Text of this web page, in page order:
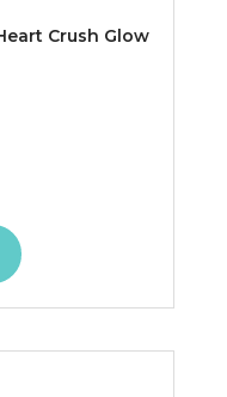
Crush Glow